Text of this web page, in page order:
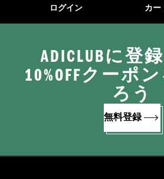
ログイン カー
ADICLUBに登
10%OFFクーポ
ろう
無料登録